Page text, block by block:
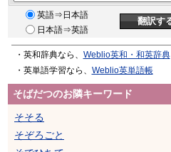
英語⇒日本語
日本語⇒英語
・英和辞典なら、 Weblio英和・和英辞典
・英単語学習なら、 Weblio英単語帳
そばだつのお隣キーワード
そそる
そぞろごと